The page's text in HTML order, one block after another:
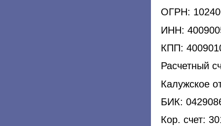
ОГРН:
ИНН:
КПП:
Расчетный
Калужское
БИК:
Кор. счет: